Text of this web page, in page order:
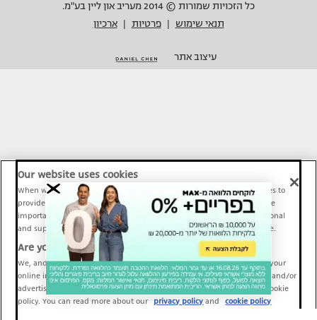
כל הזכויות שמורות © 2014 מעריב און ליין בע"מ.
תנאי שימוש
פרטיות ארכיון
עיצוב אתר
Our website uses cookies
When we provide Maariv, TMI and Sport1 content online, we use cookies to
provide social media features and to analyze our traffic. These tools are
important and necessary for our website functionality. Others are optional
and support Maariv, TMI and Sport1 activity and your online experience.
Are you happy to accept cookies?
We, and our partners, use information about your use of our site and your
online interactions to improve our services and to personalize content and/or
advertising for you. You can read more about our privacy policy and cookie
policy. You can read more about our
privacy policy and cookie policy